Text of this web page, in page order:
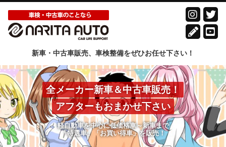
新車・中古車販売、車検整備をぜひお任せ下さい！
全メーカー新車＆中古車販売！
アフターもおまかせ下さい
軽自動車を中心に低価格車～新車まで
「特選車」「お買い得車」を販売！